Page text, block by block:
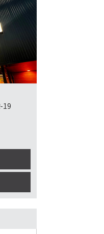
富田駅
墳前下
1分
バス
学校前
3分
19